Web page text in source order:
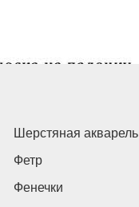
Шерстяная акварель
Фетр
Фенечки